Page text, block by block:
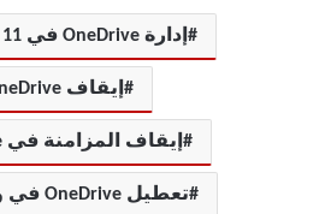
إدارة OneDrive في Windows 11
إيقاف OneDrive
إيقاف المزامنة في OneDrive
تعطيل OneDrive في ويندوز 11